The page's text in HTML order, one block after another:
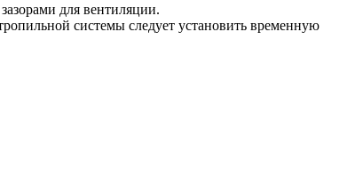
для вентиляции.
системы следует установить временную